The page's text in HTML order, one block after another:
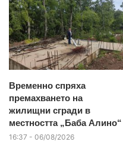
Временно спряха
премахването на
жилищни сгради в
местността „Баба Алино“
16:37 - 06/08/2026